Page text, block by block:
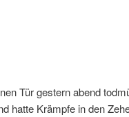
Tür gestern abend
hatte Krämpfe in den